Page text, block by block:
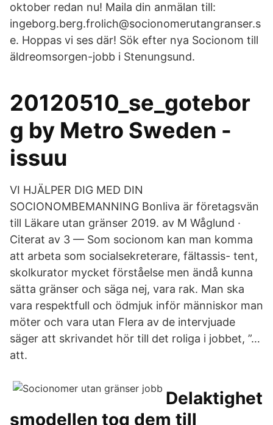
oktober redan nu! Maila din anmälan till:
ingeborg.berg.frolich@socionomerutangranser.s
e. Hoppas vi ses där! Sök efter nya Socionom till
äldreomsorgen-jobb i Stenungsund.
20120510_se_gotebor
g by Metro Sweden -
issuu
VI HJÄLPER DIG MED DIN
SOCIONOMBEMANNING Bonliva är företagsvän
till Läkare utan gränser 2019. av M Wåglund ·
Citerat av 3 — Som socionom kan man komma
att arbeta som socialsekreterare, fältassis- tent,
skolkurator mycket förståelse men ändå kunna
sätta gränser och säga nej, vara rak. Man ska
vara respektfull och ödmjuk inför människor man
möter och vara utan Flera av de intervjuade
säger att skrivandet hör till det roliga i jobbet, ”…
att.
Delaktighet
smodellen tog dem till